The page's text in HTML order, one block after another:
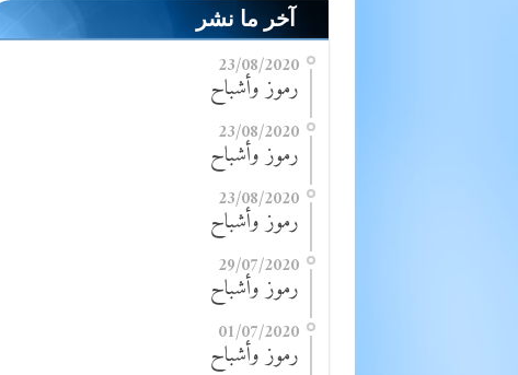
آخر ما نشر
23/08/2020
رموز وأشباح
23/08/2020
رموز وأشباح
23/08/2020
رموز وأشباح
29/07/2020
رموز وأشباح
01/07/2020
رموز وأشباح